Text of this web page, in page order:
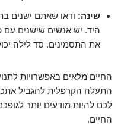
שינה: ודאו שאתם ישנים
היד. יש אנשים שישנים עם
את התסמינים. סד לילה
החיים מלאים באפשרויות
התעלה הקרפלית להגביל
לכם להיות מודעים יותר
החיים.